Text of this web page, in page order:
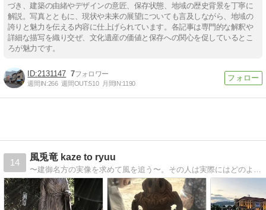
づき、建築の由緒やデザインの意匠、保存状態、地域の歴史背景を丁寧に
解説。写真とともに、現状や未来の展望についても言及しながら、地域の
誇りと魅力を伝える内容に仕上げられています。各記事は専門的な解釈や
詳細な描写を織り交ぜ、文化遺産の価値と保存への関心を促しているとこ
ろが魅力です。
2131147 7
週間IN:266 週間OUT:510 月間IN:1190
14
風兎竜 kaze to ryuu
〜建御名方の実像を求めて風を追う〜。その人は実際にはどのような人で何を成し遂げたのか？その答えを求めて各地の遺跡を訪ね歩いた旅の記録や娘（うさぎ）との想い出についても綴っています。どうかご愛顧のほどよろしくお願い申し上げます/紫竜